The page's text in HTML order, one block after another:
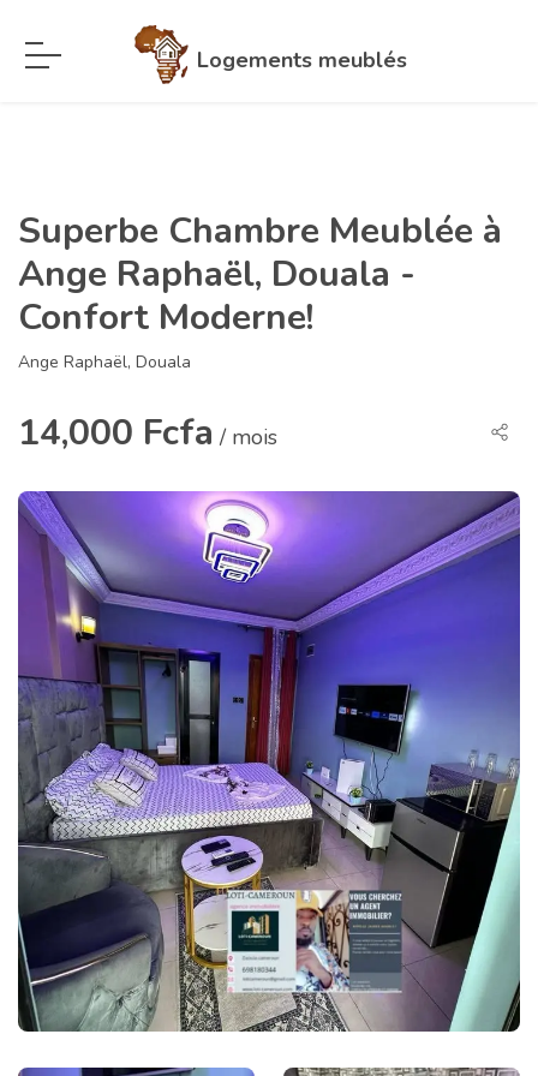
Logements meublés
Superbe Chambre Meublée à
Ange Raphaël, Douala -
Confort Moderne!
Ange Raphaël, Douala
14,000 Fcfa / mois